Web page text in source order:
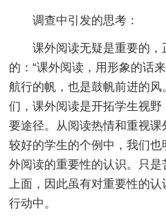
调查中引发的思考：
课外阅读无疑是重要的
的：“课外阅读，用形象的话
航行的帆，也是鼓帆前进的风
们，课外阅读是开拓学生视
要途径。从阅读热情和重视
较好的学生的个例中，我们
外阅读的重要性的认识。只
上面，因此虽有对重要性的
行动中。